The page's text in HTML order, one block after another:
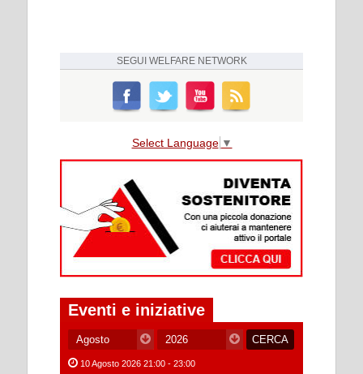
SEGUI WELFARE NETWORK
Select Language ▼
Eventi e iniziative
10 Agosto 2026 21:00 - 23:00